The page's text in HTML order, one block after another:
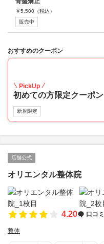
￥5,500 （税込）
販売中
おすすめのクーポン
PickUp
初めての方限定クーポン
新規限定
店舗公式
オリエンタル整体院
4.20 口コミ
整体